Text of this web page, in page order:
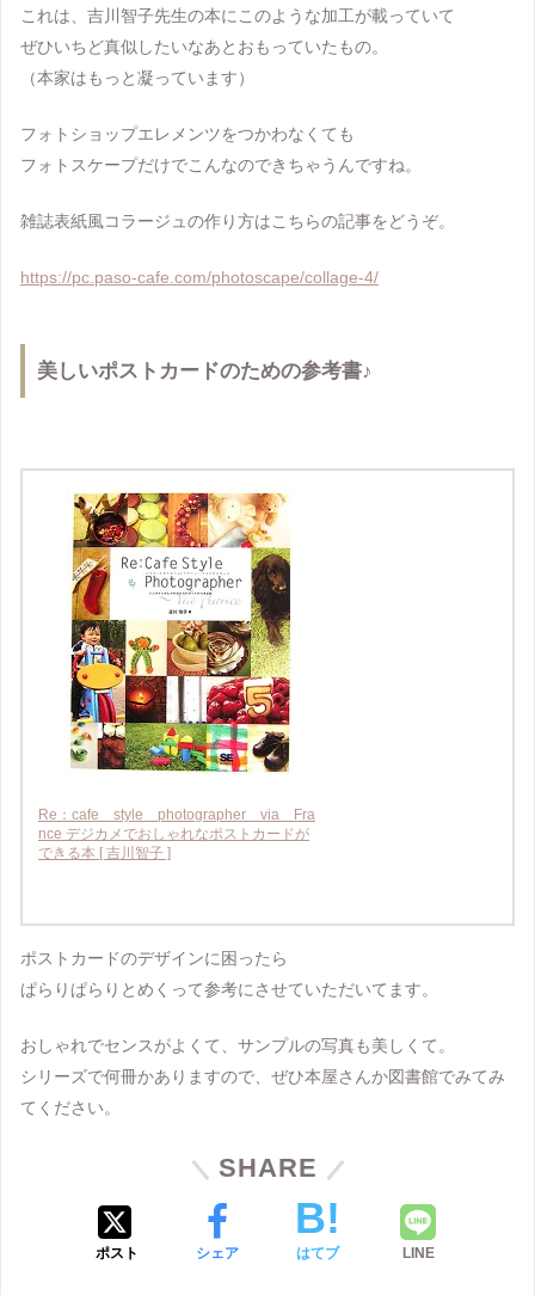
これは、吉川智子先生の本にこのような加工が載っていて
ぜひいちど真似したいなあとおもっていたもの。
（本家はもっと凝っています）
フォトショップエレメンツをつかわなくても
フォトスケープだけでこんなのできちゃうんですね。
雑誌表紙風コラージュの作り方はこちらの記事をどうぞ。
https://pc.paso-cafe.com/photoscape/collage-4/
美しいポストカードのための参考書♪
Re：cafe style photographer via Fra
nce デジカメでおしゃれなポストカードが
できる本 [ 吉川智子 ]
ポストカードのデザインに困ったら
ぱらりぱらりとめくって参考にさせていただいてます。
おしゃれでセンスがよくて、サンプルの写真も美しくて。
シリーズで何冊かありますので、ぜひ本屋さんか図書館でみてみ
てください。
SHARE
ポスト シェア はてブ LINE